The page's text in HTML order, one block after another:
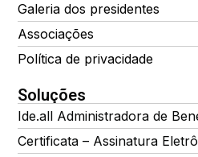
Galeria dos presidentes
Associações
Política de privacidade
Soluções
Ide.all Administradora de
Certificata – Assinatura